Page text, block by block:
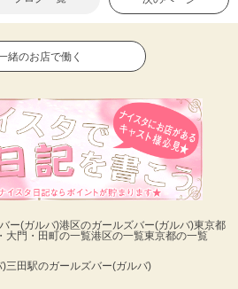
緒のお店で働く
ー(ガルバ)港区のガールズバー(ガルバ)東京都
大門・田町の一覧港区の一覧東京都の一覧
)三田駅のガールズバー(ガルバ)